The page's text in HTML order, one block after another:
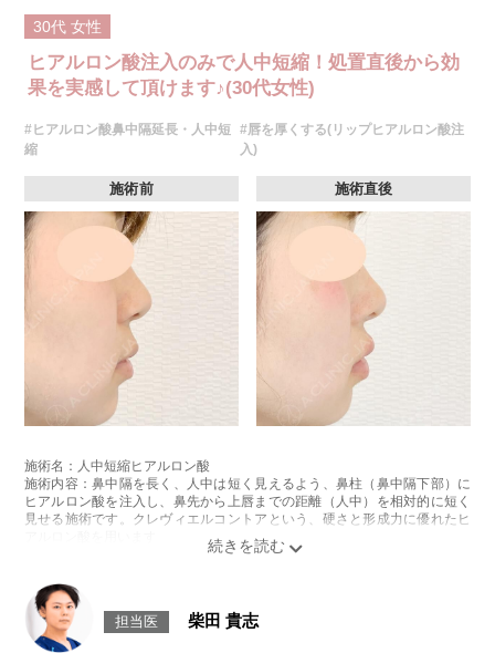
30代 女性
ヒアルロン酸注入のみで人中短縮！処置直後から効
果を実感して頂けます♪(30代女性)
#ヒアルロン酸鼻中隔延長・人中短
縮
#唇を厚くする(リップヒアルロン酸注
入)
施術前 施術直後
施術名：人中短縮ヒアルロン酸
施術内容：鼻中隔を長く、人中は短く見えるよう、鼻柱（鼻中隔下部）に
ヒアルロン酸を注入し、鼻先から上唇までの距離（人中）を相対的に短く
見せる施術です。クレヴィエルコントアという、硬さと形成力に優れたヒ
痛、突っ張るような違和感などが一時的に生じることがあります。また、
ごく稀にアレルギー反応、細菌感染、血管内誤注入による血流障害（血管
閉塞）などの重篤な副作用が報告されています。施術後1〜2週間は、注入
部位を強くこする・圧迫するなどのマッサージや刺激は避けてください。
担当医 柴田 貴志